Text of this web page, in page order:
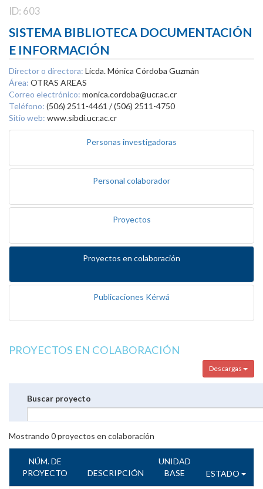
ID: 603
SISTEMA BIBLIOTECA DOCUMENTACIÓN
E INFORMACIÓN
Director o directora: Licda. Mónica Córdoba Guzmán
Área: OTRAS AREAS
Correo electrónico: monica.cordoba@ucr.ac.cr
Teléfono: (506) 2511-4461 / (506) 2511-4750
Sitio web: www.sibdi.ucr.ac.cr
Personas investigadoras
Personal colaborador
Proyectos
Proyectos en colaboración
Publicaciones Kérwá
PROYECTOS EN COLABORACIÓN
Descargas
Buscar proyecto
Mostrando 0proyectos en colaboración
NÚM. DE
PROYECTO
DESCRIPCIÓN
UNIDAD
BASE
ESTADO